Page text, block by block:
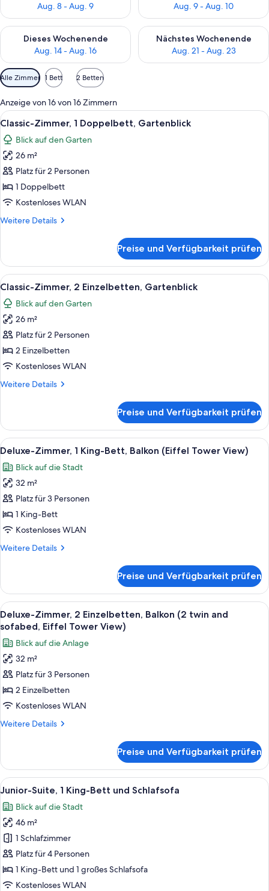
Aug. 8 - Aug. 9
Aug. 9 - Aug. 10
Dieses Wochenende
Aug. 14 - Aug. 16
Überprüfe die Verfügbarkeit für dieses Wochenende, Aug. 14
Nächstes Wochenende
Aug. 21 - Aug. 23
Überprüfe die Verfügbarkeit
Verfügbare
Filter
für
Zimmer
Alle Zimmer 1 Bett 2 Betten
Anzeige von 16 von 16 Zimmern
Alle
Fotos
für
Classic-
Zimmer,
1
Doppelbett,
anzeigen
Ein Hotelzimmer mit einem großen
12
Classic-Zimmer, 1 Doppelbett, Gartenblick
Blick auf den Garten
26 m²
Platz für 2 Personen
1 Doppelbett
Kostenloses WLAN
Weitere Details
Weitere
Zimmer,
Doppelbett,
Gartenblick
Preise und Verfügbarkeit prüfen
Alle
Fotos
für
Classic-
Zimmer,
2 Einzelbetten,
Gartenblick
Ein Hotelzimmer mit zwei Betten,
8
Classic-Zimmer, 2 Einzelbetten, Gartenblick
Blick auf den Garten
26 m²
Platz für 2 Personen
2 Einzelbetten
Kostenloses WLAN
Weitere Details
Weitere
Zimmer,
2 Einzelbetten,
Gartenblick
Preise und Verfügbarkeit prüfen
Alle
Fotos
für
Deluxe-
Zimmer,
1 King-
Bett,
(Eiffel
anzeigen
Ein Hotelzimmer mit einem großen
7
Deluxe-Zimmer, 1 King-Bett, Balkon (Eiffel Tower View)
Blick auf die Stadt
32 m²
Platz für 3 Personen
1 King-Bett
Kostenloses WLAN
Weitere Details
Weitere
Zimmer,
1 King-
Bett,
Balkon
Tower
View)
Preise und Verfügbarkeit prüfen
Alle
Fotos
für
Deluxe-
Zimmer,
2 Einzelbetten,
Balkon
(2
twin
Eiffel
Tower
View)
anzeigen
Ein modernes Hotelzimmer mit
5
Deluxe-Zimmer, 2 Einzelbetten, Balkon (2 twin and
sofabed, Eiffel Tower View)
Blick auf die Anlage
32 m²
Platz für 3 Personen
2 Einzelbetten
Kostenloses WLAN
Weitere Details
Weitere
Zimmer,
2 Einzelbetten,
Balkon
twin
and
sofabed,
Eiffel
Tower
View)
Preise und Verfügbarkeit prüfen
Alle
Fotos
für
Junior-
Suite,
1 King-
Bett
und
Ein Hotelzimmer mit einem großen
5
Junior-Suite, 1 King-Bett und Schlafsofa
Blick auf die Stadt
46 m²
1 Schlafzimmer
Platz für 4 Personen
1 King-Bett und 1 großes Schlafsofa
Kostenloses WLAN